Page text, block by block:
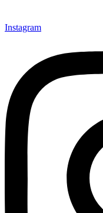
Instagram